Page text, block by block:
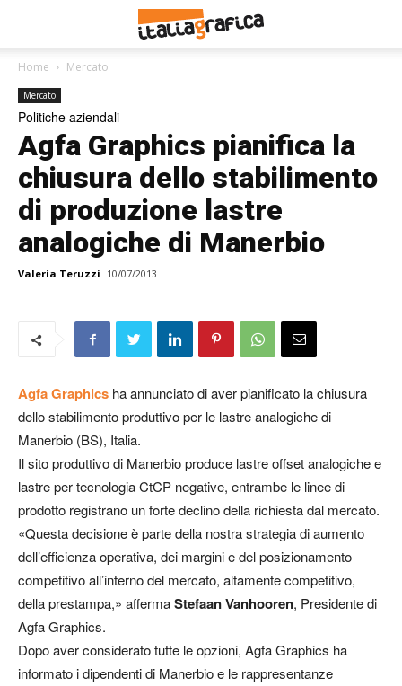
Home Mercato
Mercato
Politiche aziendali
Agfa Graphics pianifica la
chiusura dello stabilimento
di produzione lastre
analogiche di Manerbio
Valeria Teruzzi 10/07/2013
Agfa Graphics ha annunciato di aver pianificato la chiusura
dello stabilimento produttivo per le lastre analogiche di
Manerbio (BS), Italia.
Il sito produttivo di Manerbio produce lastre offset analogiche e
lastre per tecnologia CtCP negative, entrambe le linee di
prodotto registrano un forte declino della richiesta dal mercato.
«Questa decisione è parte della nostra strategia di aumento
dell’efficienza operativa, dei margini e del posizionamento
competitivo all’interno del mercato, altamente competitivo,
della prestampa,» affermaStefaan Vanhooren, Presidente di
Agfa Graphics.
Dopo aver considerato tutte le opzioni, Agfa Graphics ha
informato i dipendenti di Manerbio e le rappresentanze